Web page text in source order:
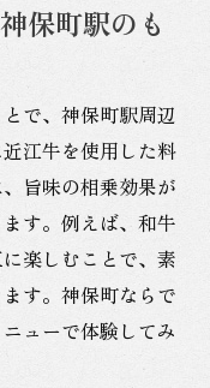
保町駅のも
で、神保町駅周辺
江牛を使用した料
旨味の相乗効果が
す。例えば、和牛
楽しむことで、素
す。神保町ならで
ューで体験してみ